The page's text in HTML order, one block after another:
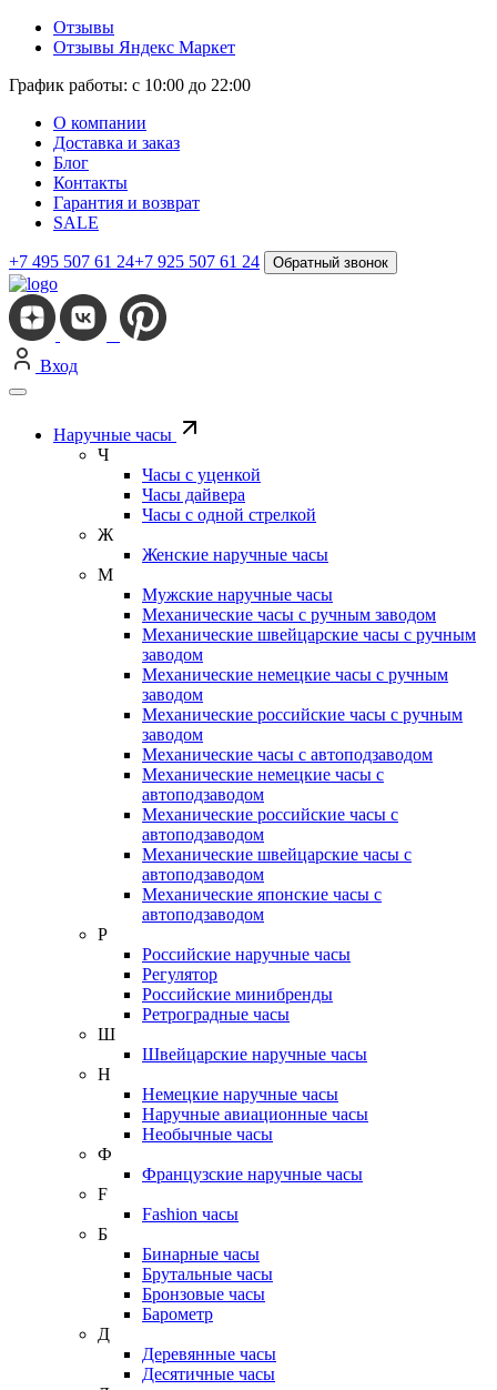
Отзывы
Отзывы Яндекс Маркет
График работы: с 10:00 до 22:00
О компании
Доставка и заказ
Блог
Контакты
Гарантия и возврат
SALE
+7 495 507 61 24+7 925 507 61 24 Обратный звонок
Вход
Наручные часы
Ч
Часы с уценкой
Часы дайвера
Часы с одной стрелкой
Ж
Женские наручные часы
М
Мужские наручные часы
Механические часы с ручным заводом
Механические швейцарские часы с ручным
заводом
Механические немецкие часы с ручным
заводом
Механические российские часы с ручным
заводом
Механические часы с автоподзаводом
Механические немецкие часы с
автоподзаводом
Механические российские часы с
автоподзаводом
Механические швейцарские часы с
автоподзаводом
Механические японские часы с
автоподзаводом
Р
Российские наручные часы
Регулятор
Российские минибренды
Ретроградные часы
Ш
Швейцарские наручные часы
Н
Немецкие наручные часы
Наручные авиационные часы
Необычные часы
Ф
Французские наручные часы
F
Fashion часы
Б
Бинарные часы
Брутальные часы
Бронзовые часы
Барометр
Д
Деревянные часы
Десятичные часы